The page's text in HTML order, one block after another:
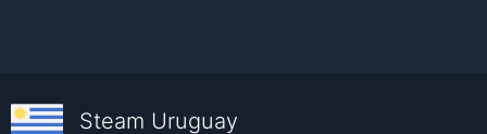
Steam Uruguay